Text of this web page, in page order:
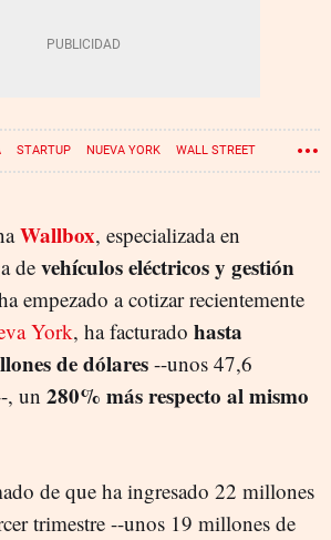
STARTUP NUEVA YORK WALL STREET
Wallbox, especializada en
de vehículos eléctricos y gestión
empezado a cotizar recientemente
York, ha facturado hasta
de dólares --unos 47,6
, un 280% más respecto al mismo
de que ha ingresado 22 millones
trimestre --unos 19 millones de